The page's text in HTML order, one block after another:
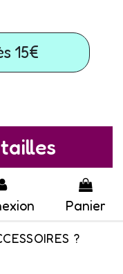
15€
Panier
?